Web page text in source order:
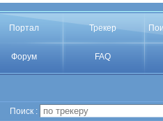
Портал Трекер
Форум FAQ
Поиск :